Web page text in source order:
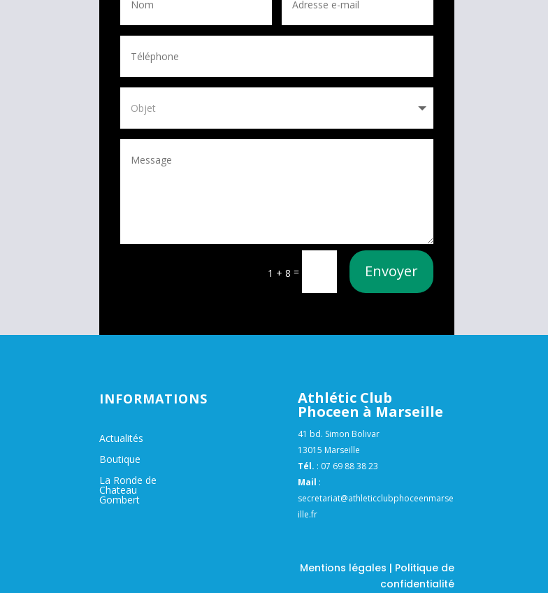
1 + 8 = Envoyer
INFORMATIONS
Actualités
Boutique
La Ronde de
Chateau
Gombert
Athlétic Club
Phoceen à Marseille
41 bd. Simon Bolivar
13015 Marseille
Tél. : 07 69 88 38 23
Mail :
secretariat@athleticclubphoceenmarse
ille.fr
Mentions légales | Politique de
confidentialité